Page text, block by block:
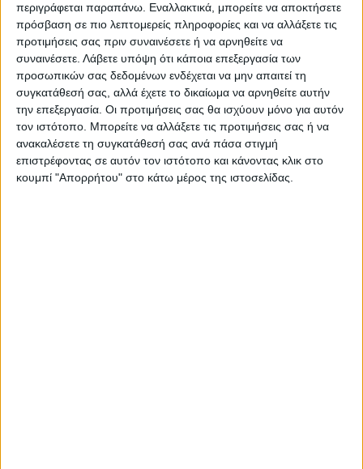
περιγράφεται παραπάνω. Εναλλακτικά, μπορείτε να αποκτήσετε
πρόσβαση σε πιο λεπτομερείς πληροφορίες και να αλλάξετε τις
προτιμήσεις σας πριν συναινέσετε ή να αρνηθείτε να
συναινέσετε. Λάβετε υπόψη ότι κάποια επεξεργασία των
προσωπικών σας δεδομένων ενδέχεται να μην απαιτεί τη
συγκατάθεσή σας, αλλά έχετε το δικαίωμα να αρνηθείτε αυτήν
την επεξεργασία. Οι προτιμήσεις σας θα ισχύουν μόνο για αυτόν
τον ιστότοπο. Μπορείτε να αλλάξετε τις προτιμήσεις σας ή να
ανακαλέσετε τη συγκατάθεσή σας ανά πάσα στιγμή
επιστρέφοντας σε αυτόν τον ιστότοπο και κάνοντας κλικ στο
κουμπί "Απορρήτου" στο κάτω μέρος της ιστοσελίδας.
Όλες οι εξελίξεις στην περιοχή της
Καρδίτσας και ευρύτερα της Θεσσαλίας
ΠΡΟΗΓΟΥΜΕΝΟ ΑΡΘΡΟ
Μεγάλες περιπέτειες για τη
νέα καλλιεργητική περίοδο
και συνέπειες στην τοπική
οικονομία
ΕΠΟΜΕΝΟ ΑΡΘΡΟ
Η αισιόδοξη εικόνα κάθε νέα
σεζόν στις αίθουσες